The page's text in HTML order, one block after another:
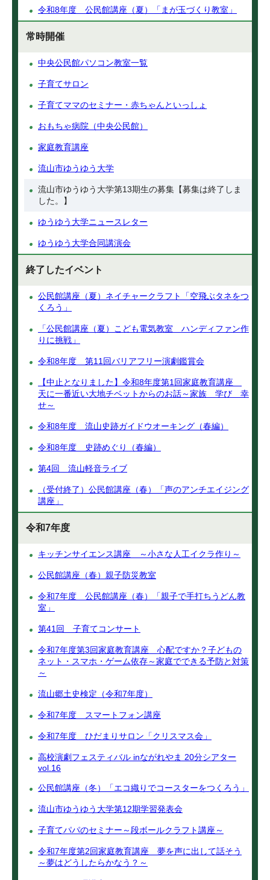
令和8年度 公民館講座（夏）「まが玉づくり教室」
常時開催
中央公民館パソコン教室一覧
子育てサロン
子育てママのセミナー・赤ちゃんといっしょ
おもちゃ病院（中央公民館）
家庭教育講座
流山市ゆうゆう大学
流山市ゆうゆう大学第13期生の募集【募集は終了しま
した。】
ゆうゆう大学ニュースレター
ゆうゆう大学合同講演会
終了したイベント
公民館講座（夏）ネイチャークラフト「空飛ぶタネをつ
くろう」
「公民館講座（夏）こども電気教室 ハンディファン作
りに挑戦」
令和8年度 第11回バリアフリー演劇鑑賞会
【中止となりました】令和8年度第1回家庭教育講座
天に一番近い大地チベットからのお話～家族 学び 幸
せ～
令和8年度 流山史跡ガイドウオーキング（春編）
令和8年度 史跡めぐり（春編）
第4回 流山軽音ライブ
（受付終了）公民館講座（春）「声のアンチエイジング
講座」
令和7年度
キッチンサイエンス講座 ～小さな人工イクラ作り～
公民館講座（春）親子防災教室
令和7年度 公民館講座（春）「親子で手打ちうどん教
室」
第41回 子育てコンサート
令和7年度第3回家庭教育講座 心配ですか？子どもの
ネット・スマホ・ゲーム依存～家庭でできる予防と対策
～
流山郷土史検定（令和7年度）
令和7年度 スマートフォン講座
令和7年度 ひだまりサロン「クリスマス会」
高校演劇フェスティバル inながれやま 20分シアター
vol.16
公民館講座（冬）「エコ織りでコースターをつくろう」
流山市ゆうゆう大学第12期学習発表会
子育てパパのセミナー～段ボールクラフト講座～
令和7年度第2回家庭教育講座 夢を声に出して話そう
～夢はどうしたらかなう？～